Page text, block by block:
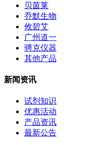
贝茵莱
乔默生物
攸碧艾
广州道一
骋克仪器
其他产品
新闻资讯
试剂知识
优惠活动
产品资讯
最新公告